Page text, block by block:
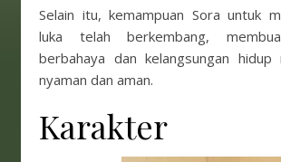
Selain itu, kemampuan Sora untuk
luka telah berkembang,
berbahaya dan kelangsungan hidup
nyaman dan aman.
Karakter